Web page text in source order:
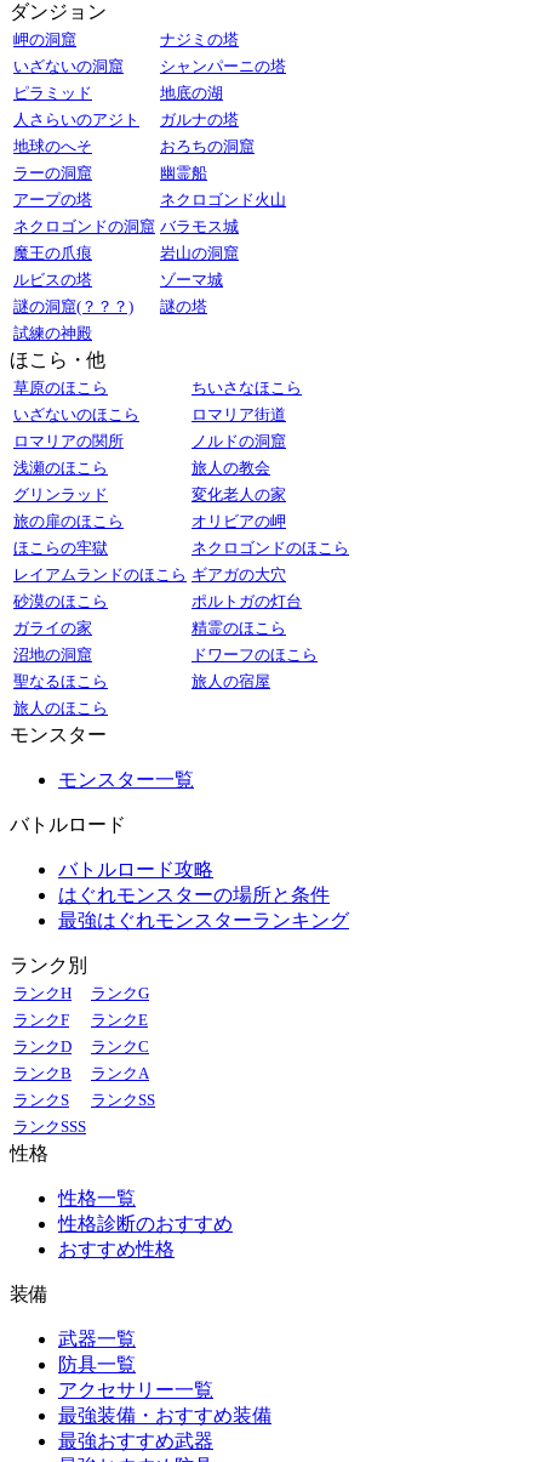
ダンジョン
岬の洞窟
ナジミの塔
いざないの洞窟
シャンパーニの塔
ピラミッド
地底の湖
人さらいのアジト
ガルナの塔
地球のへそ
おろちの洞窟
ラーの洞窟
幽霊船
アープの塔
ネクロゴンド火山
ネクロゴンドの洞窟 バラモス城
魔王の爪痕
岩山の洞窟
ルビスの塔
ゾーマ城
謎の洞窟(？？？)
謎の塔
試練の神殿
ほこら・他
草原のほこら
ちいさなほこら
いざないのほこら
ロマリア街道
ロマリアの関所
ノルドの洞窟
浅瀬のほこら
旅人の教会
グリンラッド
変化老人の家
旅の扉のほこら
オリビアの岬
ほこらの牢獄
ネクロゴンドのほこら
レイアムランドのほこら ギアガの大穴
砂漠のほこら
ポルトガの灯台
ガライの家
精霊のほこら
沼地の洞窟
ドワーフのほこら
聖なるほこら
旅人の宿屋
旅人のほこら
モンスター
モンスター一覧
バトルロード
バトルロード攻略
はぐれモンスターの場所と条件
最強はぐれモンスターランキング
ランク別
ランクH
ランクG
ランクF
ランクE
ランクD
ランクC
ランクB
ランクA
ランクS
ランクSS
ランクSSS
性格
性格一覧
性格診断のおすすめ
おすすめ性格
装備
武器一覧
防具一覧
アクセサリー一覧
最強装備・おすすめ装備
最強おすすめ武器